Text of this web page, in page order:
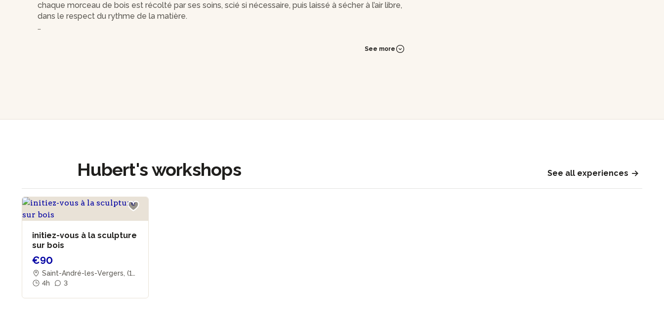
chaque morceau de bois est récolté par ses soins, scié si nécessaire, puis laissé à sécher à l’air libre,
dans le respect du rythme de la matière.
d’ailleurs intégré les collections pédagogiques du Musée d’Art Moderne de Troyes, utiliséesSee more
Hubert's workshops See all experiences
initiez-vous à la sculpture
sur bois
€90
Saint-André-les-Vergers, (1
0) 4h 3